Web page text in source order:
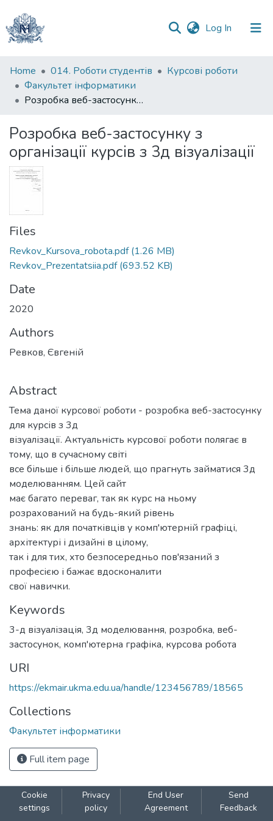
Log In (current)
Communities
&
Collections
Statistics
Home 014. Роботи студентів
Курсові роботи
Факультет інформатики
Розробка веб-застосунку з організації курсів з 3д візуалізації
Розробка веб-застосунку з
організації курсів з 3д візуалізації
Files
Revkov_Kursova_robota.pdf(1.26 MB)
Revkov_Prezentatsiia.pdf(693.52 KB)
Date
2020
Authors
Ревков, Євгеній
Abstract
Тема даної курсової роботи - розробка веб-застосунку
для курсів з 3д
візуалізації. Актуальність курсової роботи полягає в
тому, що в сучасному світі
все більше і більше людей, що прагнуть займатися 3д
моделюванням. Цей сайт
має багато переваг, так як курс на ньому
розрахований на будь-який рівень
знань: як для початківців у комп'ютерній графіці,
архітектурі і дизайні в цілому,
так і для тих, хто безпосередньо пов'язаний з
професією і бажає вдосконалити
свої навички.
Keywords
3-д візуалізація, 3д моделювання, розробка, веб-
застосунок, комп'ютерна графіка, курсова робота
URI
https://ekmair.ukma.edu.ua/handle/123456789/18565
Collections
Факультет інформатики
Full item page
Cookie
settings
Privacy
policy
End User
Agreement
Send
Feedback